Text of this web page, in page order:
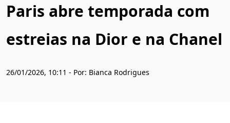
Paris abre temporada com
estreias na Dior e na Chanel
26/01/2026, 10:11 - Por: Bianca Rodrigues